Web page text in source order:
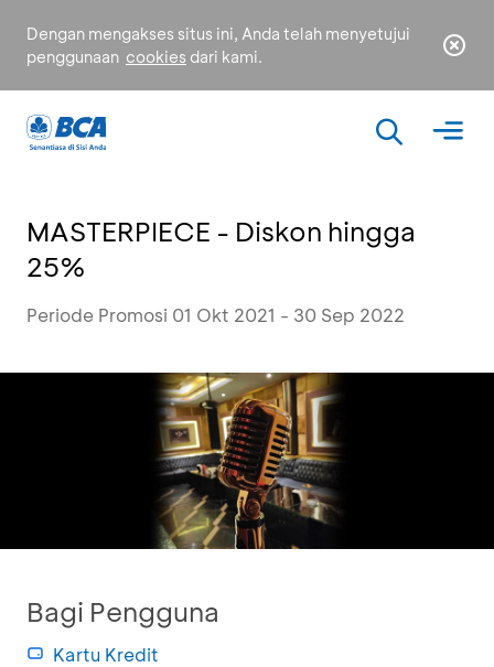
Dengan mengakses situs ini, Anda telah menyetujui
penggunaan cookies dari kami.
MASTERPIECE - Diskon hingga
25%
Periode Promosi 01 Okt 2021 - 30 Sep 2022
Bagi Pengguna
Kartu Kredit